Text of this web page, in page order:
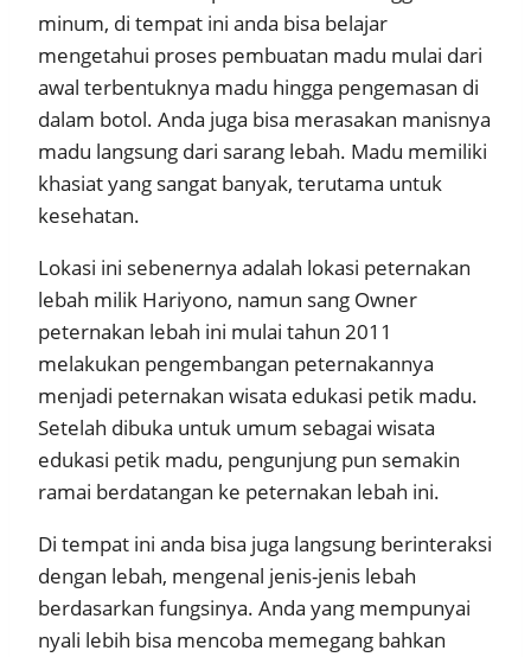
minum, di tempat ini anda bisa belajar
mengetahui proses pembuatan madu mulai dari
awal terbentuknya madu hingga pengemasan di
dalam botol. Anda juga bisa merasakan manisnya
madu langsung dari sarang lebah. Madu memiliki
khasiat yang sangat banyak, terutama untuk
kesehatan.
Lokasi ini sebenernya adalah lokasi peternakan
lebah milik Hariyono, namun sang Owner
peternakan lebah ini mulai tahun 2011
melakukan pengembangan peternakannya
menjadi peternakan wisata edukasi petik madu.
Setelah dibuka untuk umum sebagai wisata
edukasi petik madu, pengunjung pun semakin
ramai berdatangan ke peternakan lebah ini.
Di tempat ini anda bisa juga langsung berinteraksi
dengan lebah, mengenal jenis-jenis lebah
berdasarkan fungsinya. Anda yang mempunyai
nyali lebih bisa mencoba memegang bahkan